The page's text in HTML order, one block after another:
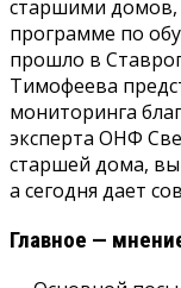
старшими
программе по
прошло в
Тимофеева
мониторинга
эксперта ОНФ
старшей дома,
а сегодня дает
Главное —